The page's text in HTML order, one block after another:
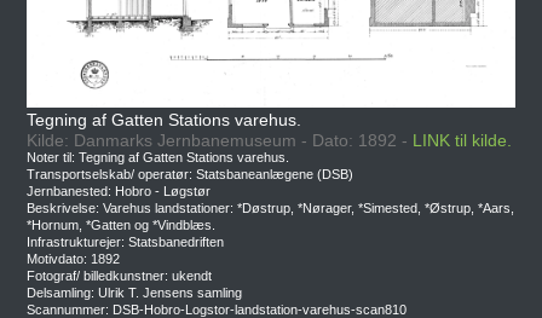
Tegning af Gatten Stations varehus.
Kilde: Danmarks Jernbanemuseum - Dato: 1892 - LINK til kilde.
Noter til: Tegning af Gatten Stations varehus.
Transportselskab/ operatør: Statsbaneanlægene (DSB)
Jernbanested: Hobro - Løgstør
Beskrivelse: Varehus landstationer: *Døstrup, *Nørager, *Simested, *Østrup, *Aars,
*Hornum, *Gatten og *Vindblæs.
Infrastrukturejer: Statsbanedriften
Motivdato: 1892
Fotograf/ billedkunstner: ukendt
Delsamling: Ulrik T. Jensens samling
Scannummer: DSB-Hobro-Logstor-landstation-varehus-scan810